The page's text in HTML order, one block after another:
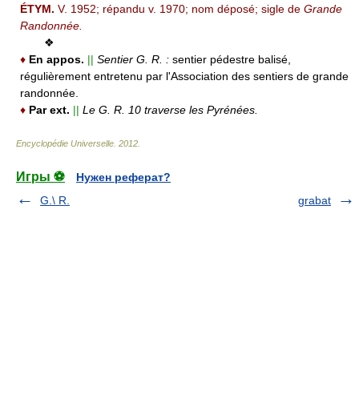
ÉTYM. V. 1952; répandu v. 1970; nom déposé; sigle de Grande
Randonnée.
❖
♦ En appos. || Sentier G. R. : sentier pédestre balisé,
régulièrement entretenu par l'Association des sentiers de grande
randonnée.
♦ Par ext. || Le G. R. 10 traverse les Pyrénées.
Encyclopédie Universelle 2012
Игры ⚽
Нужен реферат?
G.\ R.
grabat